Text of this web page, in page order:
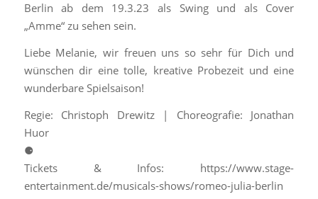
Berlin ab dem 19.3.23 als Swing und als Cover
„Amme“ zu sehen sein.
Liebe Melanie, wir freuen uns so sehr für Dich und
wünschen dir eine tolle, kreative Probezeit und eine
wunderbare Spielsaison!
Regie: Christoph Drewitz | Choreografie: Jonathan
Huor
⚈
Tickets & Infos: https://www.stage-
entertainment.de/musicals-shows/romeo-julia-berlin